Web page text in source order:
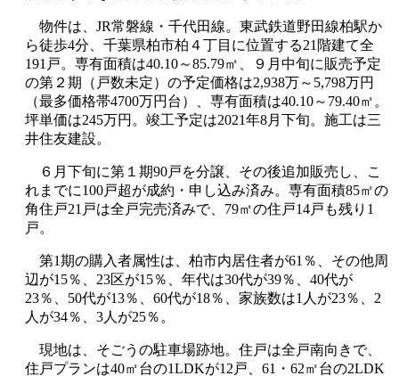
物件は、JR常磐線・千代田線。東武鉄道野田線柏駅か
ら徒歩4分、千葉県柏市柏４丁目に位置する21階建て全
191戸。専有面積は40.10～85.79㎡、９月中旬に販売予定
の第２期（戸数未定）の予定価格は2,938万～5,798万円
（最多価格帯4700万円台）、専有面積は40.10～79.40㎡。
坪単価は245万円。竣工予定は2021年8月下旬。施工は三
井住友建設。
６月下旬に第１期90戸を分譲、その後追加販売し、こ
れまでに100戸超が成約・申し込み済み。専有面積85㎡の
角住戸21戸は全戸完売済みで、79㎡の住戸14戸も残り1
戸。
第1期の購入者属性は、柏市内居住者が61％、その他周
辺が15％、23区が15％、年代は30代が39％、40代が
23％、50代が13％、60代が18％、家族数は1人が23％、2
人が34％、3人が25％。
現地は、そごうの駐車場跡地。住戸は全戸南向きで、
住戸プランは40㎡台の1LDKが12戸、61・62㎡台の2LDK